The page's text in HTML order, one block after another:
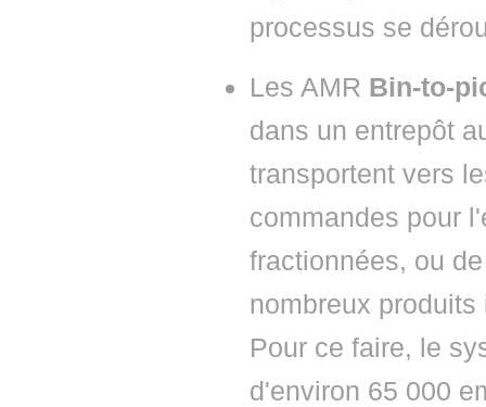
processus se
Les AMR Bin-to-
dans un entrepôt
transportent vers
commandes pour
fractionnées, ou
nombreux
Pour ce faire, le
d'environ 65 000